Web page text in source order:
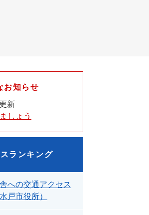
お知らせ
新
しょう
ランキング
への交通アクセス
戸市役所）